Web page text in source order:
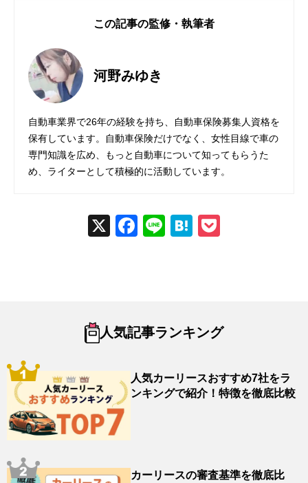
この記事の監修・執筆者
河野みゆき
自動車業界で26年の経験を持ち、自動車保険募集人資格を
保有しています。自動車保険だけでなく、女性目線で車の
専門知識を広め、もっと自動車について知ってもらうた
め、ライターとして積極的に活動しています。
X
Fac
Line
Hat
人気記事ランキング
人気カーリースおすすめ7社をラ
ンキングで紹介！特徴を徹底比較
カーリースの審査基準を徹底比